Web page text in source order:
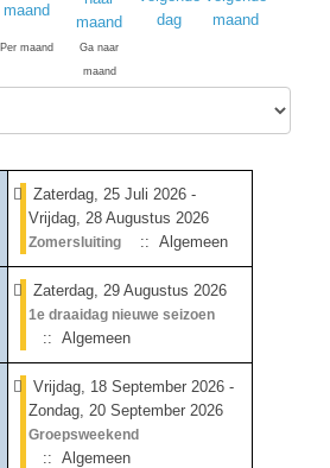
Per maand
Ga naar
maand
Zaterdag, 25 Juli 2026 -
Vrijdag, 28 Augustus 2026
Zomersluiting :: Algemeen
Zaterdag, 29 Augustus 2026
1e draaidag nieuwe seizoen
:: Algemeen
Vrijdag, 18 September 2026 -
Zondag, 20 September 2026
Groepsweekend
:: Algemeen